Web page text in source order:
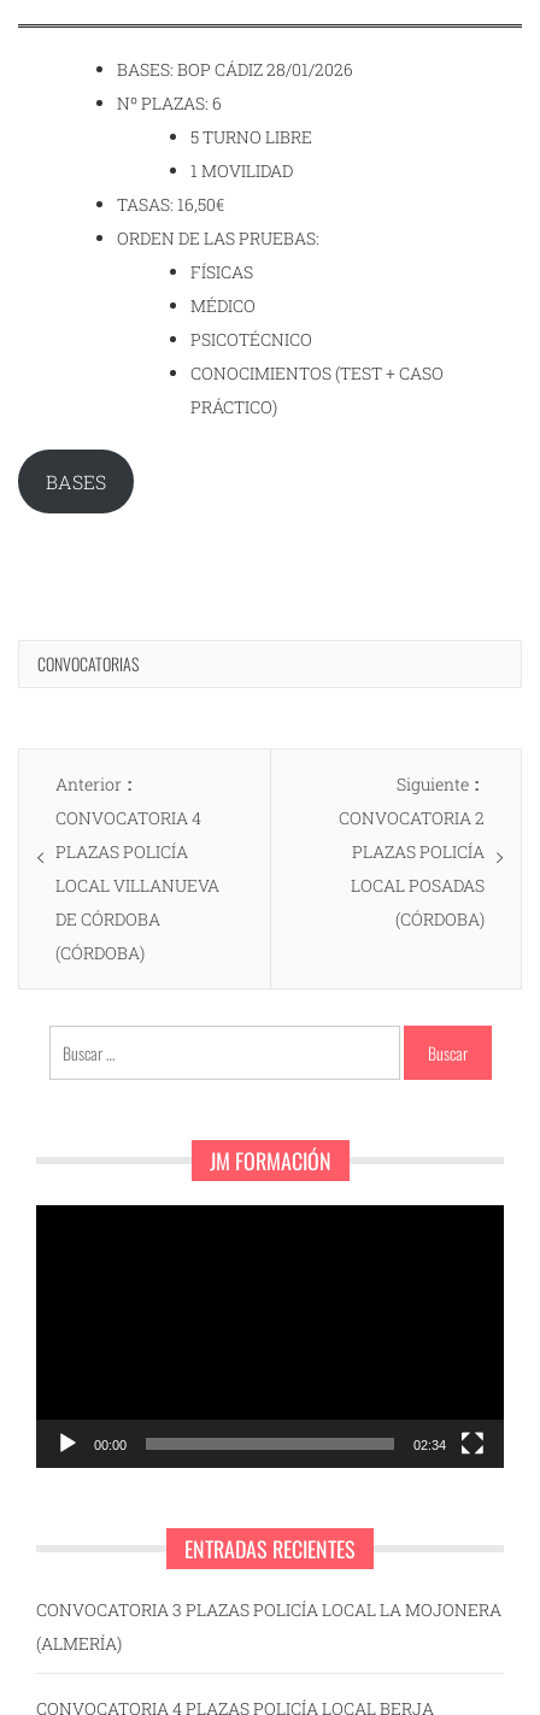
BASES: BOP CÁDIZ 28/01/2026
Nº PLAZAS: 6
5 TURNO LIBRE
1 MOVILIDAD
TASAS: 16,50€
ORDEN DE LAS PRUEBAS:
FÍSICAS
MÉDICO
PSICOTÉCNICO
CONOCIMIENTOS (TEST + CASO
PRÁCTICO)
BASES
CONVOCATORIAS
Navegación
entradas
Anterior
anterior:
CONVOCATORIA 4
PLAZAS POLICÍA
LOCAL VILLANUEVA
DE CÓRDOBA
(CÓRDOBA)
Siguiente
CONVOCATORIA 2
PLAZAS POLICÍA
LOCAL POSADAS
(CÓRDOBA)
Buscar:
JM FORMACIÓN
00:00 02:34
ENTRADAS RECIENTES
CONVOCATORIA 3 PLAZAS POLICÍA LOCAL LA MOJONERA
(ALMERÍA)
CONVOCATORIA 4 PLAZAS POLICÍA LOCAL BERJA